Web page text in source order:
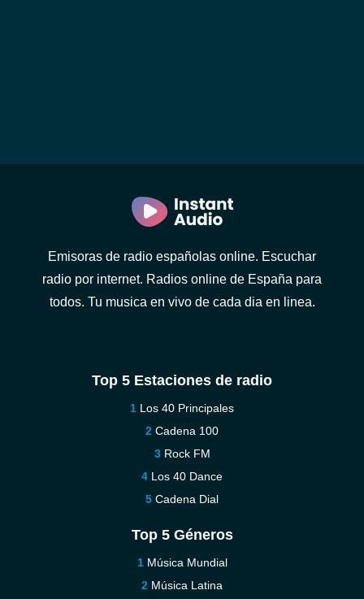
Emisoras de radio españolas online. Escuchar
radio por internet. Radios online de España para
todos. Tu musica en vivo de cada dia en linea.
Top 5 Estaciones de radio
Los 40 Principales
Cadena 100
Rock FM
Los 40 Dance
Cadena Dial
Top 5 Géneros
Música Mundial
Música Latina